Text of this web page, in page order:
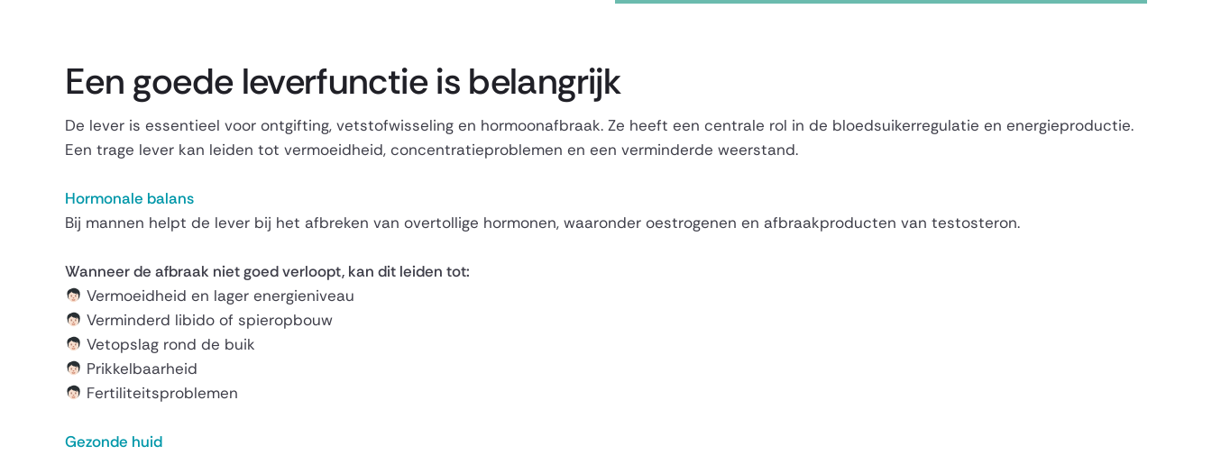
Een goede leverfunctie is belangrijk
De lever is essentieel voor ontgifting, vetstofwisseling en hormoonafbraak. Ze heeft een centrale rol in de bloedsuikerregulatie en energieproductie.
Een trage lever kan leiden tot vermoeidheid, concentratieproblemen en een verminderde weerstand.
Hormonale balans
Bij mannen helpt de lever bij het afbreken van overtollige hormonen, waaronder oestrogenen en afbraakproducten van testosteron.
Wanneer de afbraak niet goed verloopt, kan dit leiden tot:
Vermoeidheid en lager energieniveau
Verminderd libido of spieropbouw
Vetopslag rond de buik
Prikkelbaarheid
Fertiliteitsproblemen
Gezonde huid